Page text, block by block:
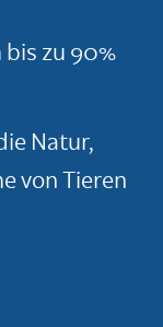
zu 90%
Natur,
von Tieren